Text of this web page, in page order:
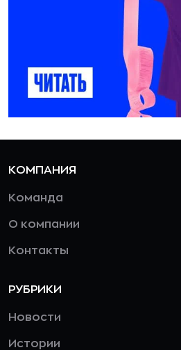
КОМПАНИЯ
Команда
О компании
Контакты
РУБРИКИ
Новости
Истории